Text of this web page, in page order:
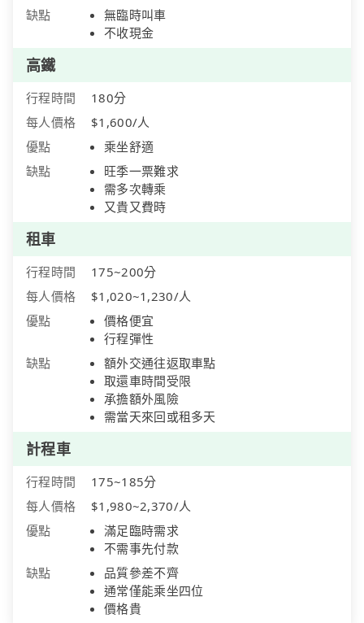
缺點
無臨時叫車
不收現金
高鐵
行程時間
180分
每人價格
$1,600/人
優點
乘坐舒適
缺點
旺季一票難求
需多次轉乘
又貴又費時
租車
行程時間
175~200分
每人價格
$1,020~1,230/人
優點
價格便宜
行程彈性
缺點
額外交通往返取車點
取還車時間受限
承擔額外風險
需當天來回或租多天
計程車
行程時間
175~185分
每人價格
$1,980~2,370/人
優點
滿足臨時需求
不需事先付款
缺點
品質參差不齊
通常僅能乘坐四位
價格貴